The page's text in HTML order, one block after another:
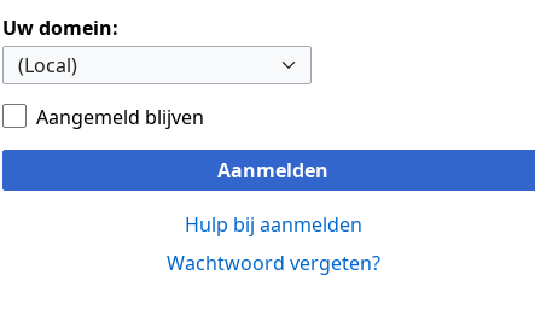
Uw domein:
Aangemeld blijven
Aanmelden
Hulp bij aanmelden
Wachtwoord vergeten?